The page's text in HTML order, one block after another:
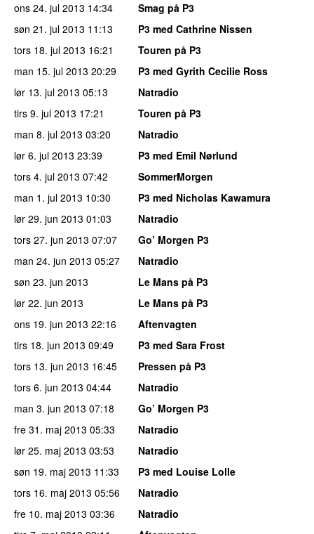
ons 24. jul 2013 14:34
Smag på P3
søn 21. jul 2013 11:13
P3 med Cathrine Nissen
tors 18. jul 2013 16:21
Touren på P3
man 15. jul 2013 20:29
P3 med Gyrith Cecilie Ross
lør 13. jul 2013 05:13
Natradio
tirs 9. jul 2013 17:21
Touren på P3
man 8. jul 2013 03:20
Natradio
lør 6. jul 2013 23:39
P3 med Emil Nørlund
tors 4. jul 2013 07:42
SommerMorgen
man 1. jul 2013 10:30
P3 med Nicholas Kawamura
lør 29. jun 2013 01:03
Natradio
tors 27. jun 2013 07:07
Go’ Morgen P3
man 24. jun 2013 05:27
Natradio
søn 23. jun 2013
Le Mans på P3
lør 22. jun 2013
Le Mans på P3
ons 19. jun 2013 22:16
Aftenvagten
tirs 18. jun 2013 09:49
P3 med Sara Frost
tors 13. jun 2013 16:45
Pressen på P3
tors 6. jun 2013 04:44
Natradio
man 3. jun 2013 07:18
Go’ Morgen P3
fre 31. maj 2013 05:33
Natradio
lør 25. maj 2013 03:53
Natradio
søn 19. maj 2013 11:33
P3 med Louise Lolle
tors 16. maj 2013 05:56
Natradio
fre 10. maj 2013 03:36
Natradio